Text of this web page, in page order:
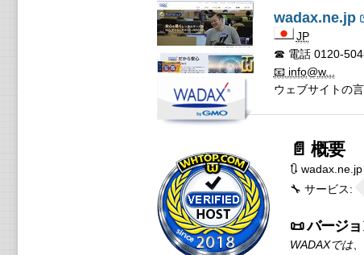
wadax.ne.jp
JP
☎ 電話0120-
📧 info@w...
ウェブサイトの
📄 概要
🔃
🔧 サービス:
📜 バージ
WADAXでは